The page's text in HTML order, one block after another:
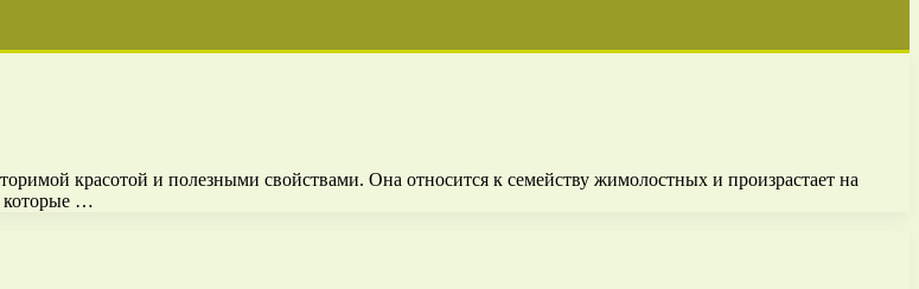
красотой и полезными свойствами. Она относится к семейству жимолостных и произрастает на
которые …